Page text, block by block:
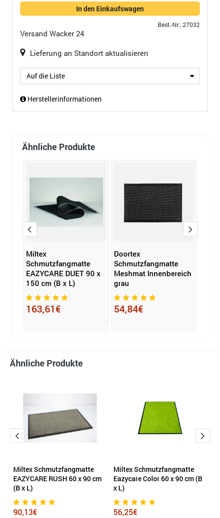
In den Einkaufswagen
Best.-Nr.: 27032
Versand Wacker 24
Lieferung an Standort aktualisieren
Auf die Liste
Herstellerinformationen
Ähnliche Produkte
Miltex
Schmutzfangmatte
EAZYCARE DUET 90 x
150 cm (B x L)
163,61€
Doortex
Schmutzfangmatte
Meshmat Innenbereich
grau
54,84€
Ähnliche Produkte
Miltex Schmutzfangmatte
EAZYCARE RUSH 60 x 90 cm
(B x L)
90,13€
Miltex Schmutzfangmatte
Eazycare Color 60 x 90 cm (B
x L)
56,25€